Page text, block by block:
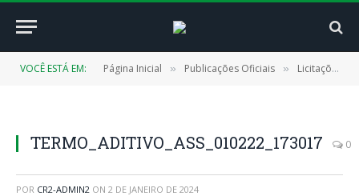
VOCÊ ESTÁ EM: Página Inicial » Publicações Oficiais » Licitações
TERMO_ADITIVO_ASS_010222_173017 0
POR CR2-ADMIN2 ON 2 DE JANEIRO DE 2024